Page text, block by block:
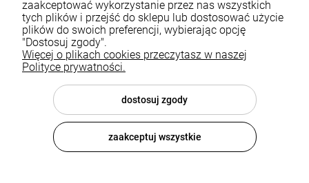
Moje konto
Płatności i dostawa
Informacje
zaakceptować wykorzystanie przez nas wszystkich
tych plików i przejść do sklepu lub dostosować użycie
plików do swoich preferencji, wybierając opcję
"Dostosuj zgody".
Więcej o plikach cookies przeczytasz w naszej
Polityce prywatności.
dostosuj zgody
zaakceptuj wszystkie